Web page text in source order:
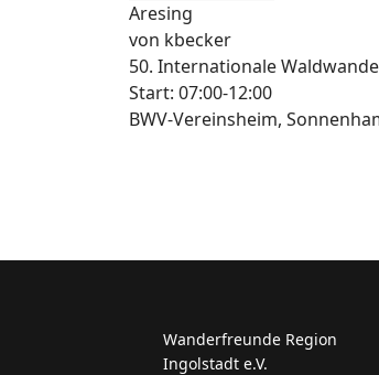
Aresing
von kbecker
50. Internationale
Start: 07:00-12:00
BWV-Vereinsheim,
Wanderfreunde Region
Ingolstadt e.V.